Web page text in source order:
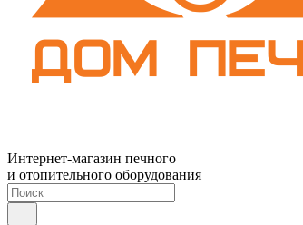
Интернет-магазин печного
и отопительного оборудования